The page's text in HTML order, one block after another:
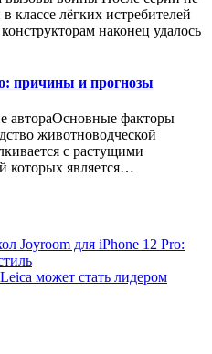
классе лёгких истребителей
наконец удалось
причины и прогнозы
автораОсновные факторы
животноводческой
с растущими
которых является…
Joyroom для iPhone 12 Pro:
может стать лидером